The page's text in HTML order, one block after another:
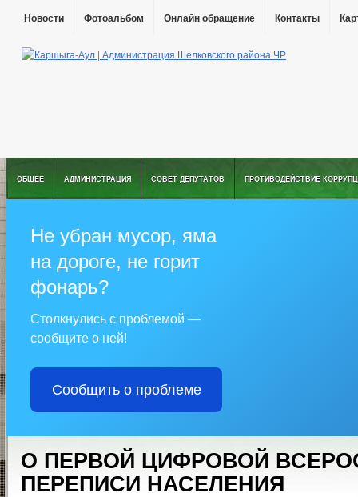
Новости Фотоальбом Онлайн обращение Контакты
ОБЩЕЕ АДМИНИСТРАЦИЯ СОВЕТ ДЕПУТАТОВ ПРОТИВОДЕЙСТВИЕ
Не убран мусор, яма
на дороге, не горит
фонарь?
Столкнулись с проблемой —
сообщите о ней!
Сообщить о проблеме
О ПЕРВОЙ ЦИФРОВОЙ
ПЕРЕПИСИ НАСЕЛЕНИЯ